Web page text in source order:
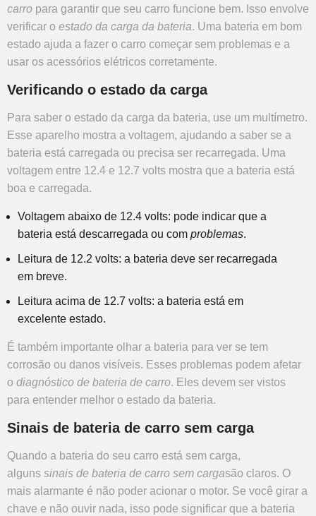
carro para garantir que seu carro funcione bem. Isso envolve
verificar o estado da carga da bateria. Uma bateria em bom
estado ajuda a fazer o carro começar sem problemas e a
usar os acessórios elétricos corretamente.
Verificando o estado da carga
Para saber o estado da carga da bateria, use um multímetro.
Esse aparelho mostra a voltagem, ajudando a saber se a
bateria está carregada ou precisa ser recarregada. Uma
voltagem entre 12.4 e 12.7 volts mostra que a bateria está
boa e carregada.
Voltagem abaixo de 12.4 volts: pode indicar que a
bateria está descarregada ou com problemas.
Leitura de 12.2 volts: a bateria deve ser recarregada
em breve.
Leitura acima de 12.7 volts: a bateria está em
excelente estado.
É também importante olhar a bateria para ver se tem
corrosão ou danos visíveis. Esses problemas podem afetar
o diagnóstico de bateria de carro. Eles devem ser vistos
para entender melhor o estado da bateria.
Sinais de bateria de carro sem carga
Quando a bateria do seu carro está sem carga,
alguns sinais de bateria de carro sem cargasão claros. O
mais alarmante é não poder acionar o motor. Se você girar a
chave e não ouvir nada, isso pode significar que a bateria